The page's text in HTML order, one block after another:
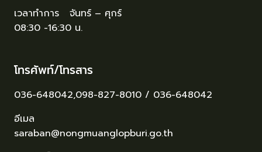
เวลาทำการ จันทร์ – ศุกร์
08:30 -16:30 น.
โทรศัพท์/โทรสาร
036-648042,098-827-8010 / 036-648042
อีเมล
saraban@nongmuanglopburi.go.th